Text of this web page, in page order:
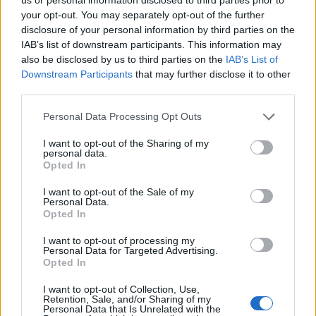
your opt-out. You may separately opt-out of the further
disclosure of your personal information by third parties on the
IAB’s list of downstream participants. This information may
also be disclosed by us to third parties on the IAB’s List of
Downstream Participants that may further disclose it to other
Personal Data Processing Opt Outs
I want to opt-out of the Sharing of my
personal data.
Opted In
I want to opt-out of the Sale of my
Personal Data.
Opted In
I want to opt-out of processing my
Personal Data for Targeted Advertising.
Opted In
I want to opt-out of Collection, Use,
Retention, Sale, and/or Sharing of my
Personal Data that Is Unrelated with the
Deutch A4
Publicado8 de Junio del 2004
Responder
Deutch A4
Publicado
Son las dos más parecidas que he encontrado, a ver si algun
experto en mecánica te puede ayudar de manera más fiable.
Un saludo.